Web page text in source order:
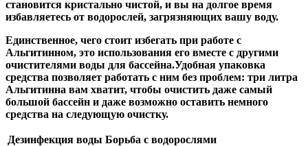
становится кристально чистой, и вы на долгое время
избавляетесь от водорослей, загрязняющих вашу воду.
Единственное, чего стоит избегать при работе с
Альгитинном, это использования его вместе с другими
очистителями воды для бассейна.Удобная упаковка
средства позволяет работать с ним без проблем: три литра
Альгитинна вам хватит, чтобы очистить даже самый
большой бассейн и даже возможно оставить немного
средства на следующую очистку.
Дезинфекция воды Борьба с водорослями